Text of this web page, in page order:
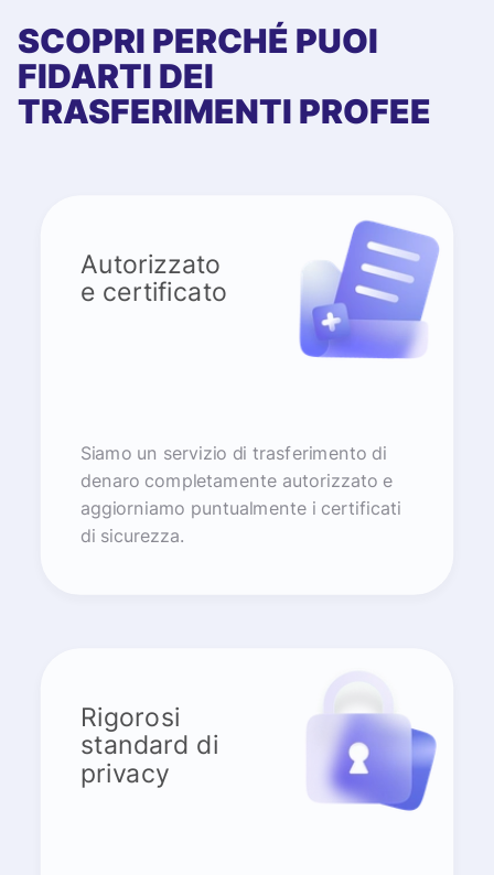
SCOPRI PERCHÉ PUOI
FIDARTI DEI
TRASFERIMENTI PROFEE
Autorizzato
e certificato
Siamo un servizio di trasferimento di
denaro completamente autorizzato e
aggiorniamo puntualmente i certificati
di sicurezza.
Rigorosi
standard di
privacy